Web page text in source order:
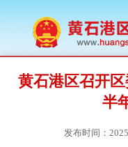
黄石港区召开
半
发布时间：